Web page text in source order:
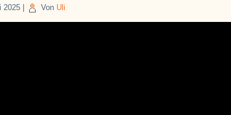
2025 Von Uli